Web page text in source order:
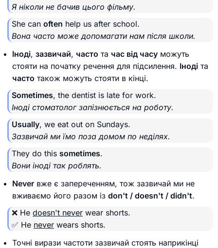
Я ніколи не бачив цього фільму.
She can often help us after school.
Вона часто може допомагати нам після школи.
Іноді, зазвичай, часто та час від часу можуть
стояти на початку речення для підсилення. Іноді та
часто також можуть стояти в кінці.
Sometimes, the dentist is late for work.
Іноді стоматолог запізнюється на роботу.
Usually, we eat out on Sundays.
Зазвичай ми їмо поза домом по неділях.
They do this sometimes.
Вони іноді так роблять.
Never вже є запереченням, тож зазвичай ми не
вживаємо його разом із don't / doesn't / didn't.
❌ He doesn't never wear shorts.
✅ He never wears shorts.
Точні вирази частоти зазвичай стоять наприкінці